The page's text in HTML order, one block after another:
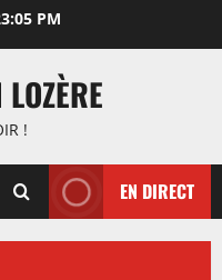
PM
!
EN DIRECT